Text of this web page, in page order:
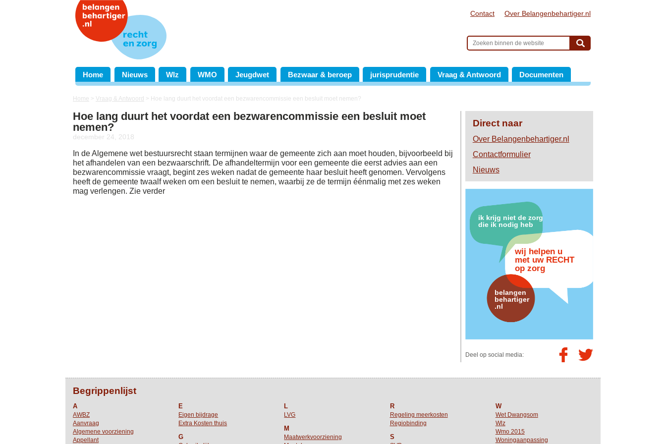
Contact Over Belangenbehartiger.nl
Home Nieuws Wlz WMO Jeugdwet Bezwaar & beroep jurisprudentie Vraag & Antwoord Documenten
Home > Vraag & Antwoord > Hoe lang duurt het voordat een bezwarencommissie een besluit moet nemen?
Hoe lang duurt het voordat een bezwarencommissie een besluit moet
nemen?
december 24, 2018
In de Algemene wet bestuursrecht staan termijnen waar de gemeente zich aan moet houden, bijvoorbeeld bij
het afhandelen van een bezwaarschrift. De afhandeltermijn voor een gemeente die eerst advies aan een
bezwarencommissie vraagt, begint zes weken nadat de gemeente haar besluit heeft genomen. Vervolgens
heeft de gemeente twaalf weken om een besluit te nemen, waarbij ze de termijn éénmalig met zes weken
mag verlengen. Zie verder
Direct naar
Over Belangenbehartiger.nl
Contactformulier
Nieuws
ik krijg niet de zorg
die ik nodig heb
wij helpen u
met uw RECHT
op zorg
belangen
behartiger
.nl
Deel op social media:
Begrippenlijst
A
AWBZ
Aanvraag
Algemene voorziening
Appellant
E
Eigen bijdrage
Extra Kosten thuis
G
L
LVG
M
Maatwerkvoorziening
R
Regeling meerkosten
Regiobinding
S
W
Wet Dwangsom
Wlz
Wmo 2015
Woningaanpassing